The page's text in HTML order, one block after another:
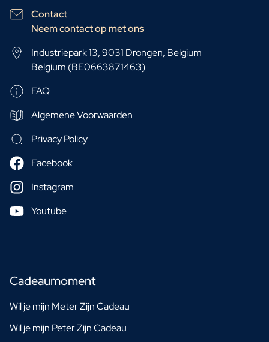
Contact
Neem contact op met ons
Industriepark 13, 9031 Drongen, Belgium
Belgium (BE0663871463)
FAQ
Algemene Voorwaarden
Privacy Policy
Facebook
Instagram
Youtube
Cadeaumoment
Wil je mijn Meter Zijn Cadeau
Wil je mijn Peter Zijn Cadeau